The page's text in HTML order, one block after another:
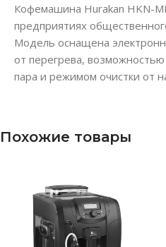
Кофемашина Hurakan HKN-
предприятиях
Модель оснащена
от перегрева,
пара и режимом очистки от
Похожие товары